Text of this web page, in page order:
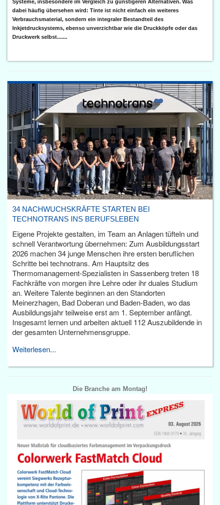
Systeme, insbesondere im Vergleich zu günstigeren Alternativen. Was
dabei häufig übersehen wird: Tinte ist nicht einfach ein weiteres
Verbrauchsmaterial, sondern ein integraler Bestandteil des
Inkjetdrucksystems, ebenso unverzichtbar wie die Druckköpfe oder das
Druckwerk selbst.......
34 NACHWUCHSKRÄFTE STARTEN BEI
TECHNOTRANS INS BERUFSLEBEN
Eigene Projekte gestalten, im Team an Anlagen tüfteln und
schnell Verantwortung übernehmen: Zum Ausbildungsstart
2026 machen 34 junge Menschen ihre ersten beruflichen
Schritte bei technotrans. Am Hauptsitz des
Thermomanagement-Spezialisten in Sassenberg treten 18
Fachkräfte von morgen ihre Lehre oder ihr duales Studium
an. Weitere Talente beginnen an den Standorten
Meinerzhagen, Bad Doberan und Baden-Baden, wo das
Ausbildungsjahr teilweise erst am 1. September anfängt.
Insgesamt lernen und arbeiten aktuell 112 Auszubildende in
der gesamten Unternehmensgruppe.
Weiterlesen...
Die Branche am Montag!